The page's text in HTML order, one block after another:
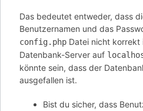
Das bedeutet entweder, dass
Benutzernamen und das
config.php Datei nicht korrekt
Datenbank-Server auf
könnte sein, dass der
ausgefallen ist.
Bist du sicher, dass